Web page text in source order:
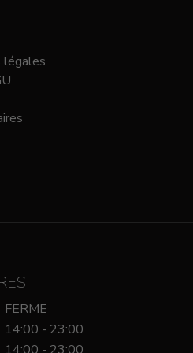
légales
FERME
14:00 - 23:00